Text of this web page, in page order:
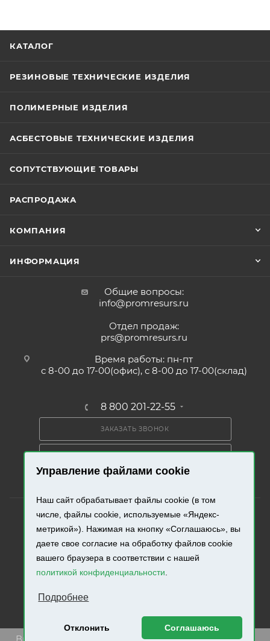
Управление файлами cookie
Наш сайт обрабатывает файлы cookie (в том
числе, файлы cookie, используемые «Яндекс-
метрикой»). Нажимая на кнопку «Соглашаюсь», вы
даете свое согласие на обработку файлов cookie
вашего браузера в соответствии с нашей
политикой конфиденциальности.
Подробнее
Отклонить Соглашаюсь
КАТАЛОГ
РЕЗИНОВЫЕ ТЕХНИЧЕСКИЕ ИЗДЕЛИЯ
ПОЛИМЕРНЫЕ ИЗДЕЛИЯ
АСБЕСТОВЫЕ ТЕХНИЧЕСКИЕ ИЗДЕЛИЯ
СОПУТСТВУЮЩИЕ ТОВАРЫ
РАСПРОДАЖА
КОМПАНИЯ
ИНФОРМАЦИЯ
Общие вопросы:
info@promresurs.ru
Отдел продаж:
prs@promresurs.ru
Время работы: пн-пт
с 8-00 до 17-00(офис), с 8-00 до 17-00(склад)
8 800 201-22-55
ЗАКАЗАТЬ ЗВОНОК
2026 © «Промресурс». Все права защищены.